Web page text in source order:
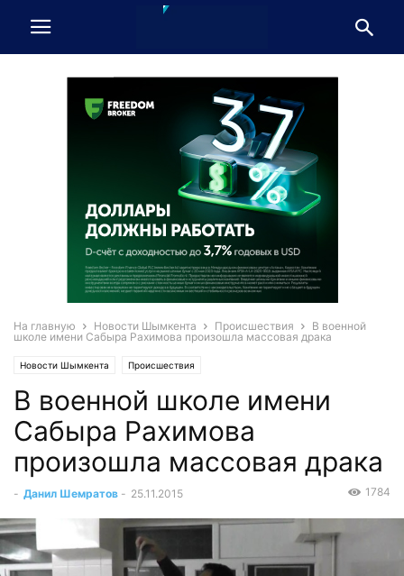
На главную Новости Шымкента Происшествия
В военной
школе имени Сабыра Рахимова произошла массовая драка
Новости Шымкента Происшествия
В военной школе имени
Сабыра Рахимова
произошла массовая драка
- Данил Шемратов - 25.11.2015 1784